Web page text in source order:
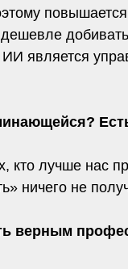
является
лучше нас
ничего не
верным